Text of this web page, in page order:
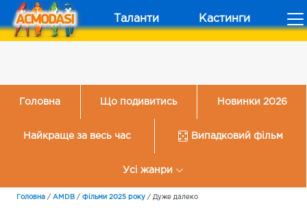
Таланти Кастинги
Головна Що подивитись Новинки 2026
Найкраще за весь час Випадковий фільм
Усі жанри
Головна / AMDB / Фільми 2025 року / Дуже далеко